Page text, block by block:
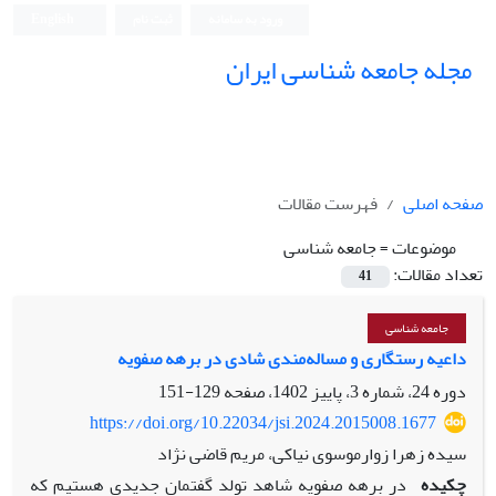
مجله جامعه شناسی ایران
صفحه اصلی
فهرست مقالات
موضوعات =جامعه شناسی
تعداد مقالات:
41
جامعه شناسی
داعیه رستگاری و مساله‌مندی شادی در برهه صفویه
دوره 24، شماره 3، پاییز 1402، صفحه
129-151
https://doi.org/10.22034/jsi.2024.2015008.1677
سیده زهرا زوارموسوی نیاکی، مریم قاضی نژاد
چکیده در برهه صفویه شاهد تولد گفتمان جدیدی هستیم که